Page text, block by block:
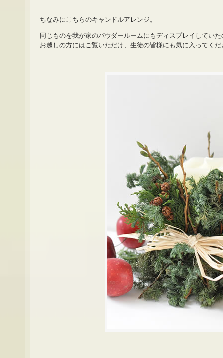
ちなみにこちらのキャンドルアレンジ。
同じものを我が家のパウダールームにもディスプレイしてい
お越しの方にはご覧いただけ、生徒の皆様にも気に入ってく